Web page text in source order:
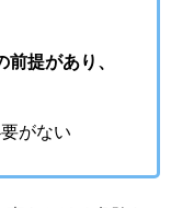
前提があり、
がない